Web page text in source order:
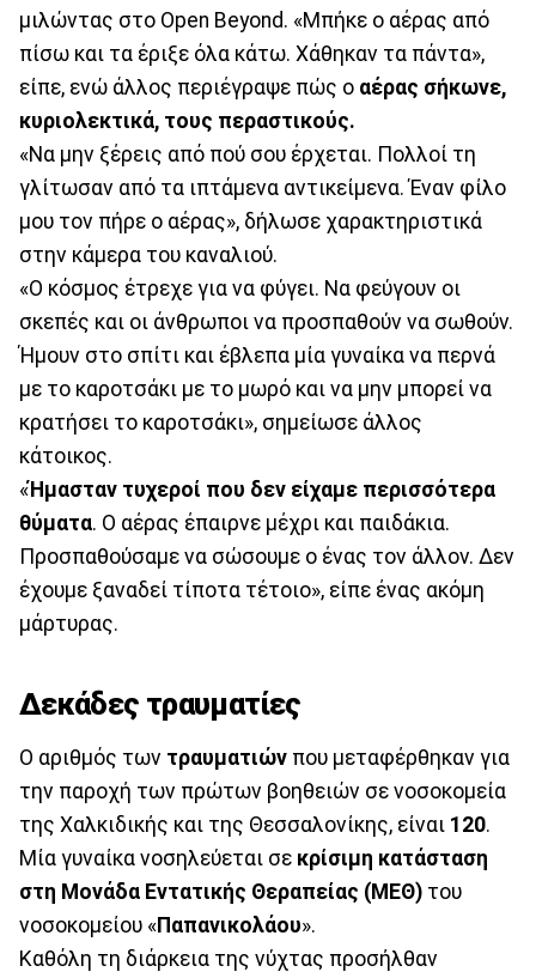
μιλώντας στο Open Beyond. «Μπήκε ο αέρας από
πίσω και τα έριξε όλα κάτω. Χάθηκαν τα πάντα»,
είπε, ενώ άλλος περιέγραψε πώς ο αέρας σήκωνε,
κυριολεκτικά, τους περαστικούς.
«Να μην ξέρεις από πού σου έρχεται. Πολλοί τη
γλίτωσαν από τα ιπτάμενα αντικείμενα. Έναν φίλο
μου τον πήρε ο αέρας», δήλωσε χαρακτηριστικά
στην κάμερα του καναλιού.
«Ο κόσμος έτρεχε για να φύγει. Να φεύγουν οι
σκεπές και οι άνθρωποι να προσπαθούν να σωθούν.
Ήμουν στο σπίτι και έβλεπα μία γυναίκα να περνά
με το καροτσάκι με το μωρό και να μην μπορεί να
κρατήσει το καροτσάκι», σημείωσε άλλος
κάτοικος.
«Ήμασταν τυχεροί που δεν είχαμε περισσότερα
θύματα. Ο αέρας έπαιρνε μέχρι και παιδάκια.
Προσπαθούσαμε να σώσουμε ο ένας τον άλλον. Δεν
έχουμε ξαναδεί τίποτα τέτοιο», είπε ένας ακόμη
μάρτυρας.
Δεκάδες τραυματίες
Ο αριθμός των τραυματιών που μεταφέρθηκαν για
την παροχή των πρώτων βοηθειών σε νοσοκομεία
της Χαλκιδικής και της Θεσσαλονίκης, είναι 120.
Μία γυναίκα νοσηλεύεται σε κρίσιμη κατάσταση
στη Μονάδα Εντατικής Θεραπείας (ΜΕΘ) του
νοσοκομείου «Παπανικολάου».
Καθόλη τη διάρκεια της νύχτας προσήλθαν